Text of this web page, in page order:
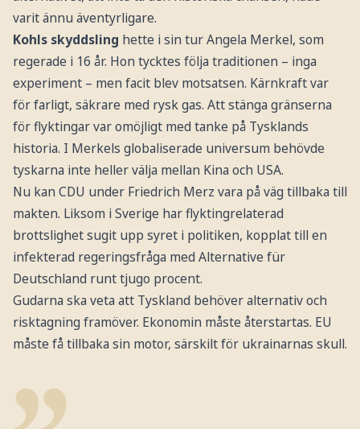
varit ännu äventyrligare.
Kohls skyddsling hette i sin tur Angela Merkel, som
regerade i 16 år. Hon tycktes följa traditionen – inga
experiment – men facit blev motsatsen. Kärnkraft var
för farligt, säkrare med rysk gas. Att stänga gränserna
för flyktingar var omöjligt med tanke på Tysklands
historia. I Merkels globaliserade universum behövde
tyskarna inte heller välja mellan Kina och USA.
Nu kan CDU under Friedrich Merz vara på väg tillbaka till
makten. Liksom i Sverige har flyktingrelaterad
brottslighet sugit upp syret i politiken, kopplat till en
infekterad regeringsfråga med Alternative für
Deutschland runt tjugo procent.
Gudarna ska veta att Tyskland behöver alternativ och
risktagning framöver. Ekonomin måste återstartas. EU
måste få tillbaka sin motor, särskilt för ukrainarnas skull.